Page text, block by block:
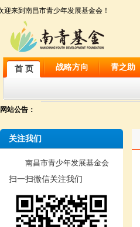
迎来到南昌市青少年发展基金会！
首 页 战略方向 青之助
网站公告：
关注我们
南昌市青少年发展基金会
扫一扫微信关注我们